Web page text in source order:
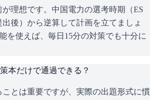
理想です。中国電力の選考時期（ES
後）から逆算して計画を立てましょ
を使えば、毎日15分の対策でも十分に
本だけで通過できる？
とは重要ですが、実際の出題形式に慣